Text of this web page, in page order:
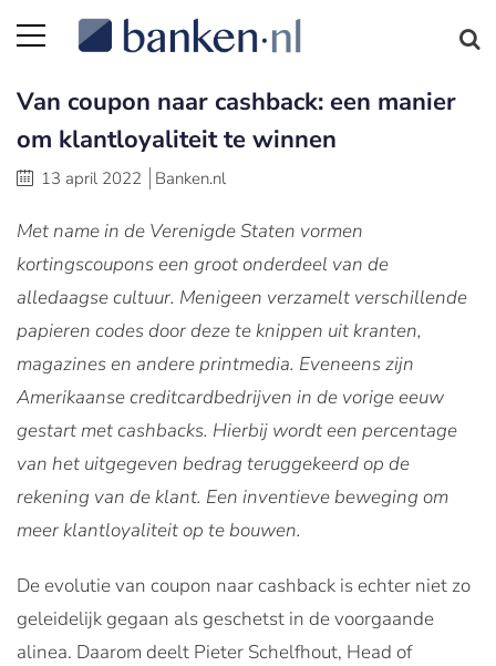
Van coupon naar cashback: een manier
om klantloyaliteit te winnen
13 april 2022 Banken.nl
Met name in de Verenigde Staten vormen
kortingscoupons een groot onderdeel van de
alledaagse cultuur. Menigeen verzamelt verschillende
papieren codes door deze te knippen uit kranten,
magazines en andere printmedia. Eveneens zijn
Amerikaanse creditcardbedrijven in de vorige eeuw
gestart met cashbacks. Hierbij wordt een percentage
van het uitgegeven bedrag teruggekeerd op de
rekening van de klant. Een inventieve beweging om
meer klantloyaliteit op te bouwen.
De evolutie van coupon naar cashback is echter niet zo
geleidelijk gegaan als geschetst in de voorgaande
alinea. Daarom deelt Pieter Schelfhout, Head of